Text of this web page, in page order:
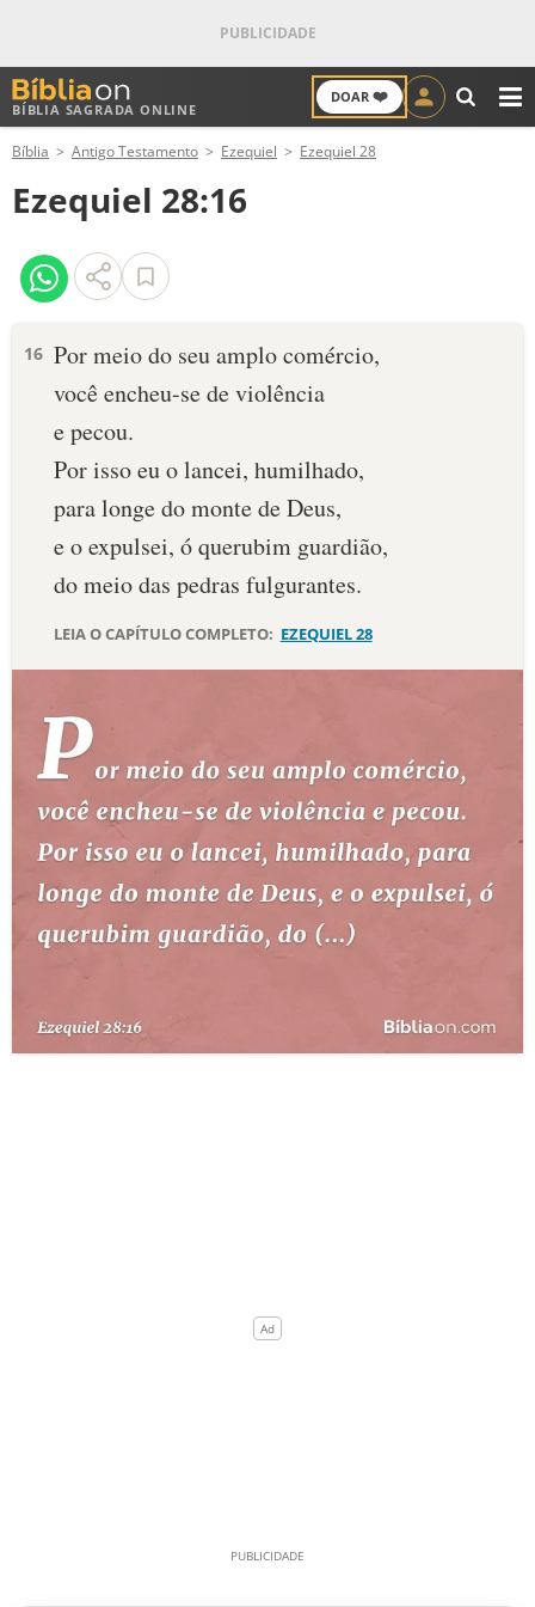
BÍBLIA SAGRADA ONLINE
DOAR ❤️
ANTIGO TESTAMENTO
NOVO TESTAMENTO
VERSÍCULOS
PALAVRA DO DIA
SALMO DO DIA
DEVOCIONAL DIÁRIO
10 MANDAMENTOS
ESTUDOS BÍBLICOS
TEMAS
PERGUNTE À BÍBLIA IA
TERMO BÍBLICO JOGOS
QUEM SOMOS
Bíblia Antigo Testamento Ezequiel Ezequiel 28
Ezequiel 28:16
16 Por meio do seu amplo comércio,
você encheu-se de violência
e pecou.
Por isso eu o lancei, humilhado,
para longe do monte de Deus,
e o expulsei, ó querubim guardião,
do meio das pedras fulgurantes.
LEIA O CAPÍTULO COMPLETO: EZEQUIEL 28